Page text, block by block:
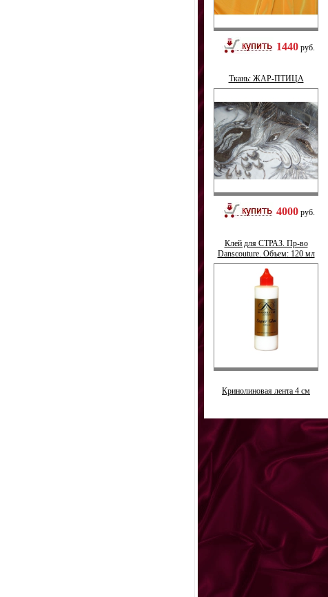
1440 руб.
Ткань: ЖАР-ПТИЦА
4000 руб.
Клей для СТРАЗ. Пр-во
Danscouture. Объем: 120 мл
Кринолиновая лента 4 см